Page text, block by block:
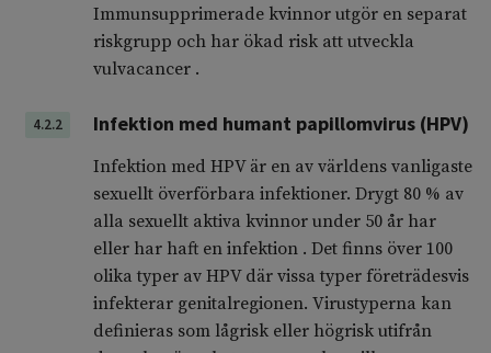
Immunsupprimerade kvinnor utgör en separat
riskgrupp och har ökad risk att utveckla
vulvacancer .
4.2.2 Infektion med humant papillomvirus (HPV)
Infektion med HPV är en av världens vanligaste
sexuellt överförbara infektioner. Drygt 80 % av
alla sexuellt aktiva kvinnor under 50 år har
eller har haft en infektion . Det finns över 100
olika typer av HPV där vissa typer företrädesvis
infekterar genitalregionen. Virustyperna kan
definieras som lågrisk eller högrisk utifrån